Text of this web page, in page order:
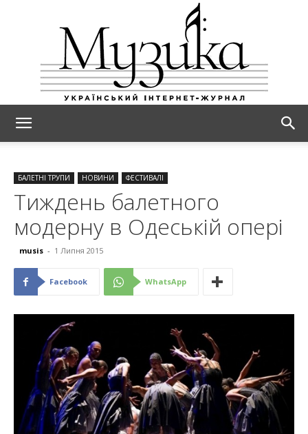
БАЛЕТНІ ТРУПИ НОВИНИ ФЕСТИВАЛІ
Тиждень балетного
модерну в Одеській опері
musis - 1 Липня 2015
Facebook WhatsApp